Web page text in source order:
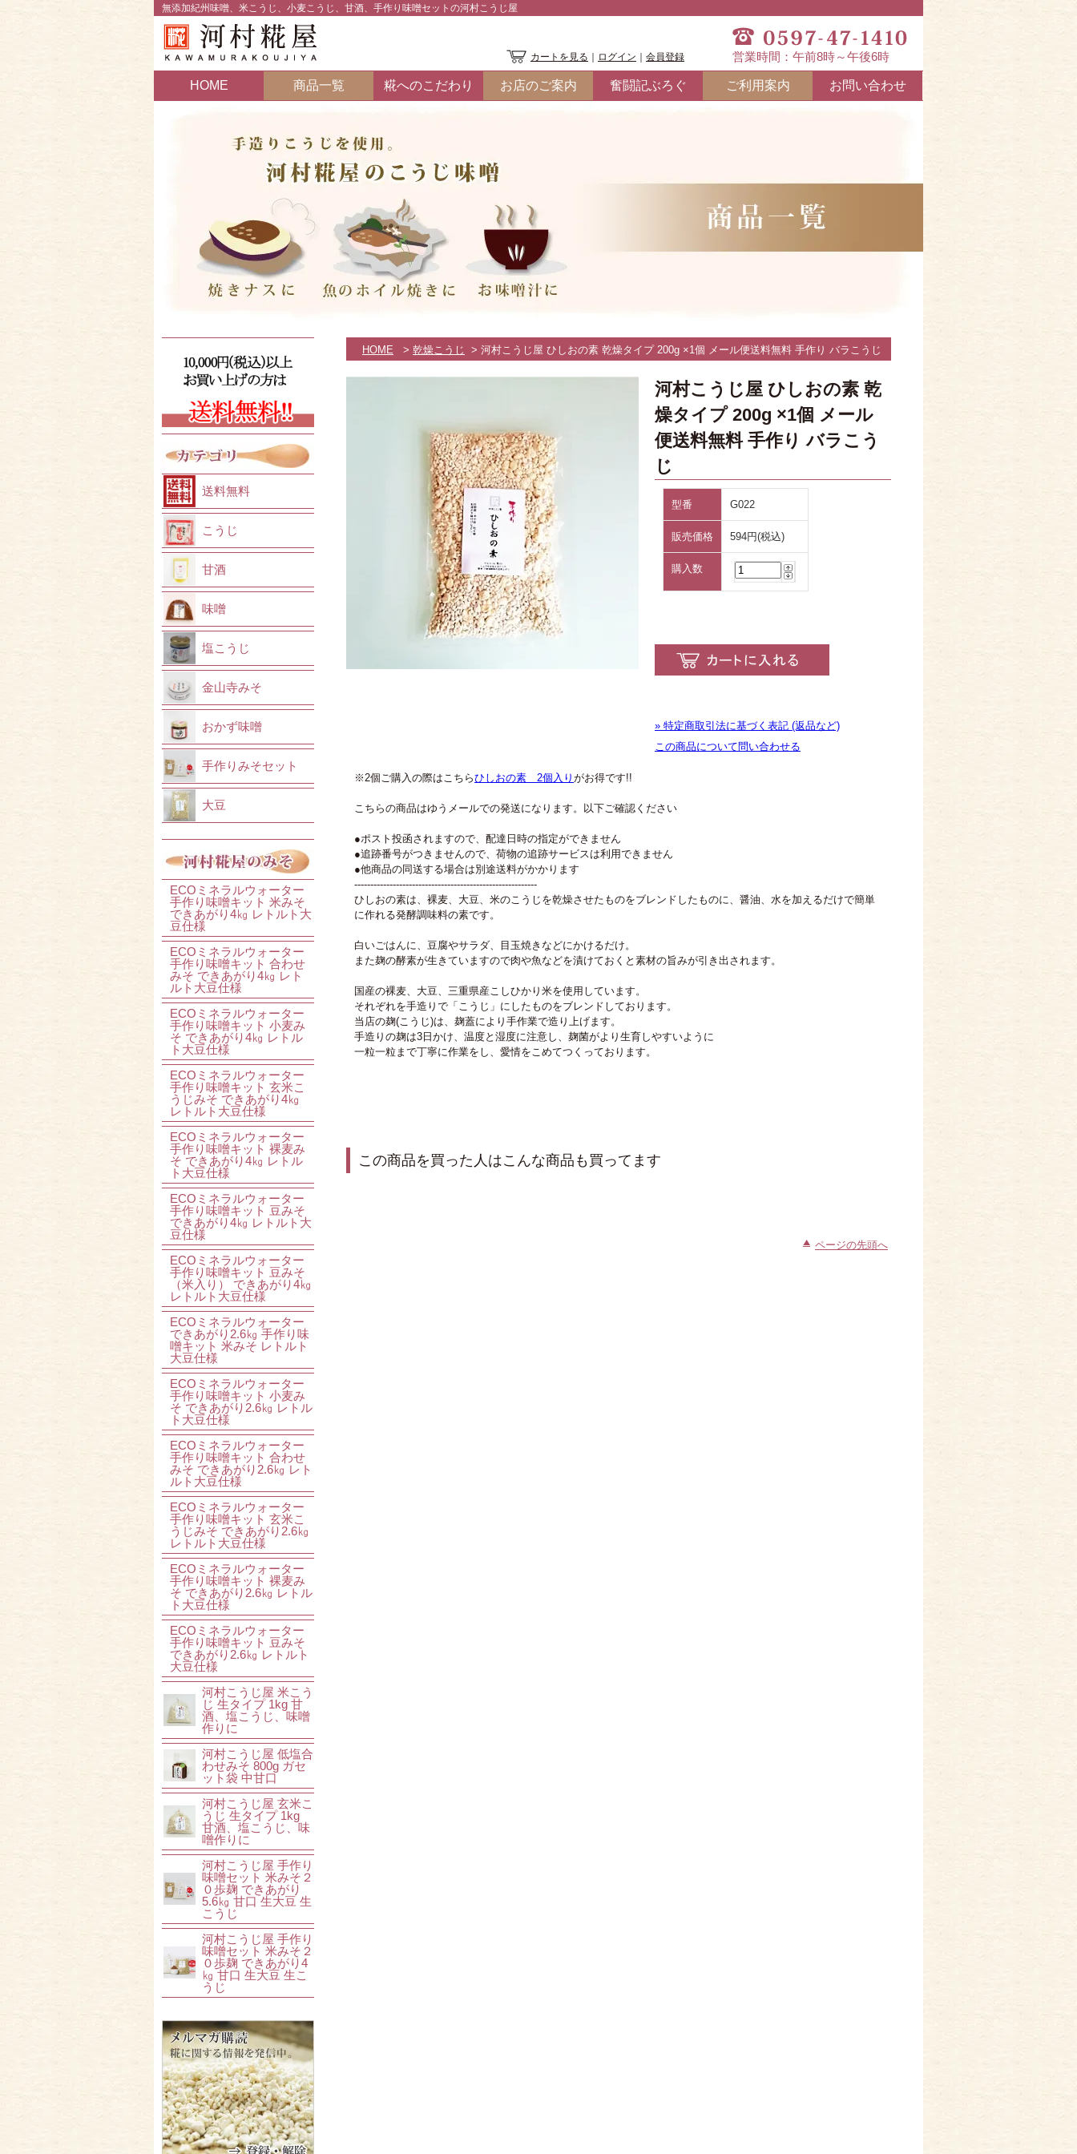
無添加紀州味噌、米こうじ、小麦こうじ、甘酒、手作り味噌セットの河村こうじ屋
カートを見る ログイン 会員登録 営業時間：午前8時～午後6時
HOME 商品一覧 糀へのこだわり お店のご案内 奮闘記ぶろぐ ご利用案内 お問い合わせ
HOME > 乾燥こうじ > 河村こうじ屋 ひしおの素 乾燥タイプ 200g ×1個 メール便送料無料 手作り バラこうじ
河村こうじ屋 ひしおの素 乾
燥タイプ 200g ×1個 メール
便送料無料 手作り バラこう
じ
型番 G022
販売価格 594円(税込)
購入数
» 特定商取引法に基づく表記 (返品など)
この商品について問い合わせる
※2個ご購入の際はこちらひしおの素 2個入り がお得です!!
こちらの商品はゆうメールでの発送になります。以下ご確認ください
●ポスト投函されますので、配達日時の指定ができません
●追跡番号がつきませんので、荷物の追跡サービスは利用できません
●他商品の同送する場合は別途送料がかかります
---------------------------------------------------------
ひしおの素は、裸麦、大豆、米のこうじを乾燥させたものをブレンドしたものに、醤油、水を加えるだけで簡単
に作れる発酵調味料の素です。
白いごはんに、豆腐やサラダ、目玉焼きなどにかけるだけ。
また麹の酵素が生きていますので肉や魚などを漬けておくと素材の旨みが引き出されます。
国産の裸麦、大豆、三重県産こしひかり米を使用しています。
それぞれを手造りで「こうじ」にしたものをブレンドしております。
当店の麹(こうじ)は、麹蓋により手作業で造り上げます。
手造りの麹は3日かけ、温度と湿度に注意し、麹菌がより生育しやすいように
一粒一粒まで丁寧に作業をし、愛情をこめてつくっております。
この商品を買った人はこんな商品も買ってます
ページの先頭へ
送料無料
こうじ
甘酒
味噌
塩こうじ
金山寺みそ
おかず味噌
手作りみそセット
大豆
ECOミネラルウォーター
手作り味噌キット 米みそ
できあがり4㎏ レトルト大
豆仕様
ECOミネラルウォーター
手作り味噌キット 合わせ
みそ できあがり4㎏ レト
ルト大豆仕様
ECOミネラルウォーター
手作り味噌キット 小麦み
そ できあがり4㎏ レトル
ト大豆仕様
ECOミネラルウォーター
手作り味噌キット 玄米こ
うじみそ できあがり4㎏
レトルト大豆仕様
ECOミネラルウォーター
手作り味噌キット 裸麦み
そ できあがり4㎏ レトル
ト大豆仕様
ECOミネラルウォーター
手作り味噌キット 豆みそ
できあがり4㎏ レトルト大
豆仕様
ECOミネラルウォーター
手作り味噌キット 豆みそ
（米入り） できあがり4㎏
レトルト大豆仕様
ECOミネラルウォーター
できあがり2.6㎏ 手作り味
噌キット 米みそ レトルト
大豆仕様
ECOミネラルウォーター
手作り味噌キット 小麦み
そ できあがり2.6㎏ レトル
ト大豆仕様
ECOミネラルウォーター
手作り味噌キット 合わせ
みそ できあがり2.6㎏ レト
ルト大豆仕様
ECOミネラルウォーター
手作り味噌キット 玄米こ
うじみそ できあがり2.6㎏
レトルト大豆仕様
ECOミネラルウォーター
手作り味噌キット 裸麦み
そ できあがり2.6㎏ レトル
ト大豆仕様
ECOミネラルウォーター
手作り味噌キット 豆みそ
できあがり2.6㎏ レトルト
大豆仕様
河村こうじ屋 米こう
じ 生タイプ 1kg 甘
酒、塩こうじ、味噌
作りに
河村こうじ屋 低塩合
わせみそ 800g ガセ
ット袋 中甘口
河村こうじ屋 玄米こ
うじ 生タイプ 1kg
甘酒、塩こうじ、味
噌作りに
河村こうじ屋 手作り
味噌セット 米みそ２
０歩麹 できあがり
5.6㎏ 甘口 生大豆 生
こうじ
河村こうじ屋 手作り
味噌セット 米みそ２
０歩麹 できあがり4
㎏ 甘口 生大豆 生こ
うじ